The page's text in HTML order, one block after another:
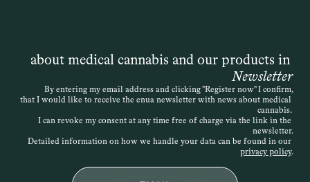
ist die Definition offen – entscheidend
ist, dass die Therapie medizinisch
nachvollziehbar begründet wird. Die
Verordnung kann daher sehr individuell
erfolgen. Wird der Antrag abgelehnt,
besteht die Möglichkeit des
Newsletter
By entering my email address and clicking "Register now" I confirm,
that I would like to receive the enua newsletter with news about medical
cannabis.
I can revoke my consent at any time free of charge via the link in the
newsletter.
privacy policy.